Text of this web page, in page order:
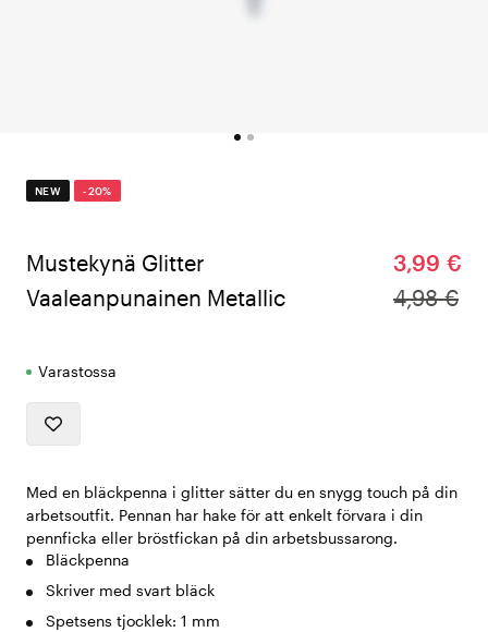
NEW -20%
Mustekynä Glitter
Vaaleanpunainen Metallic
3,99 €
4,98 €
Varastossa
Med en bläckpenna i glitter sätter du en snygg touch på din
arbetsoutfit. Pennan har hake för att enkelt förvara i din
pennficka eller bröstfickan på din arbetsbussarong.
Bläckpenna
Skriver med svart bläck
Spetsens tjocklek: 1 mm